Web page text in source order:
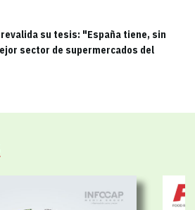
su tesis: "España tiene, sin
sector de supermercados del